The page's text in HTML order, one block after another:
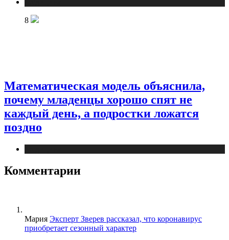
8
Математическая модель объяснила,
почему младенцы хорошо спят не
каждый день, а подростки ложатся
поздно
Комментарии
Мария Эксперт Зверев рассказал, что коронавирус
приобретает сезонный характер